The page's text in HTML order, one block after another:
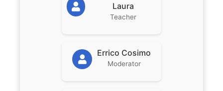
Laura
Teacher
Errico Cosimo
Moderator